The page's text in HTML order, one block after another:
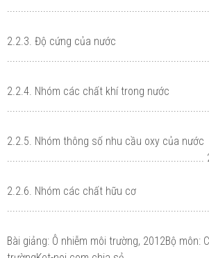
2.2.3. Độ cứng của nước
2.2.4. Nhóm các chất khí trong nước
2.2.5. Nhóm thông số nhu cầu oxy của nước
.......................................................................
2.2.6. Nhóm các chất hữu cơ
Bài giảng: Ô nhiễm môi trường, 2012Bộ môn: